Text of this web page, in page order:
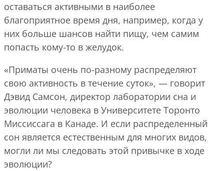
оставаться активными в наиболее
благоприятное время дня, например, когда у
них больше шансов найти пищу, чем самим
попасть кому-то в желудок.
«Приматы очень по-разному распределяют
свою активность в течение суток», — говорит
Дэвид Самсон, директор лаборатории сна и
эволюции человека в Университете Торонто
Миссиссага в Канаде. И если распределенный
сон является естественным для многих видов,
могли ли мы следовать этой привычке в ходе
эволюции?